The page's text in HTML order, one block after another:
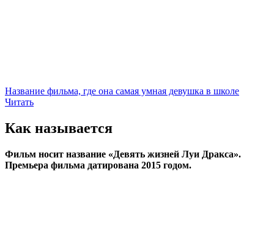
Название фильма, где она самая умная девушка в школе
Читать
Как называется
Фильм носит название «Девять жизней Луи Дракса».
Премьера фильма датирована 2015 годом.